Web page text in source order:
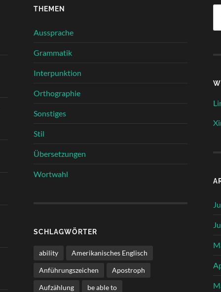
THEMEN
Aussprache
Grammatik
Interpunktion
Orthographie
Sonstiges
Stil
Übersetzungen
Wortwahl
SCHLAGWÖRTER
ability Amerikanisches Englisch
Anführungszeichen Apostroph
Aufzählung be able to